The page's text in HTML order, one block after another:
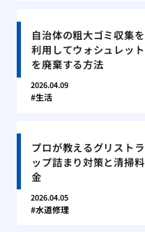
自治体の粗大ゴミ収集を
利用してウォシュレット
を廃棄する方法
2026.04.09
生活
プロが教えるグリストラ
ップ詰まり対策と清掃料
金
2026.04.05
水道修理